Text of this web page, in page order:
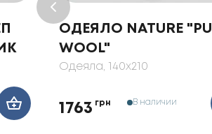
ОДЕЯЛО NATURE
WOOL"
Одеяла, 140x210
1763 грн В наличии